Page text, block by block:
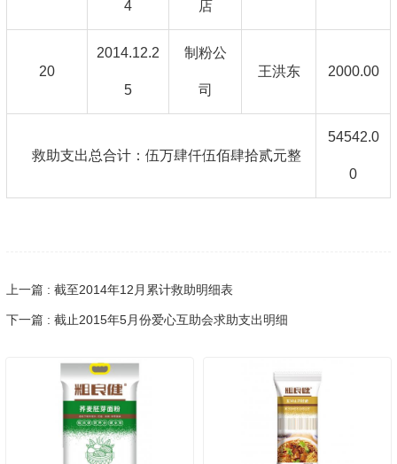
4 店
20
2014.12.2
5
制粉公
司
王洪东 2000.00
救助支出总合计：伍万肆仟伍佰肆拾贰元整
54542.0
0
上一篇 : 截至2014年12月累计救助明细表
下一篇 : 截止2015年5月份爱心互助会求助支出明细